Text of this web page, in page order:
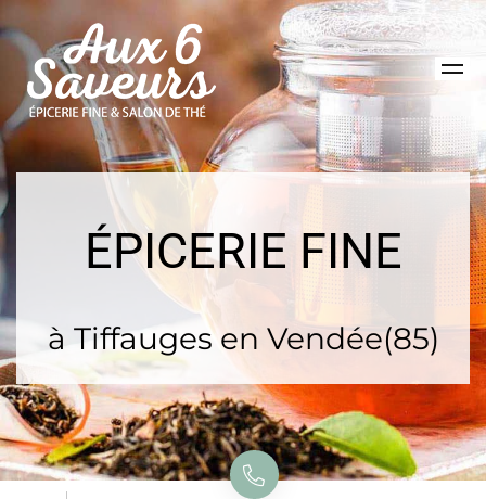
ÉPICERIE FINE
à Tiffauges en Vendée(85)